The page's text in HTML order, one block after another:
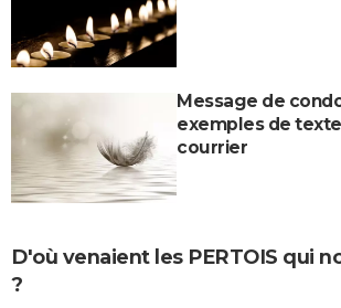
Message de
exemples de
courrier
D'où venaient les PERTOIS qui
?